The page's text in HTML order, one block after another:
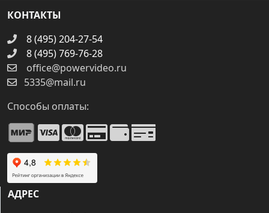
КОНТАКТЫ
8 (495) 204-27-54
8 (495) 769-76-28
office@powervideo.ru
5335@mail.ru
Способы оплаты:
АДРЕС